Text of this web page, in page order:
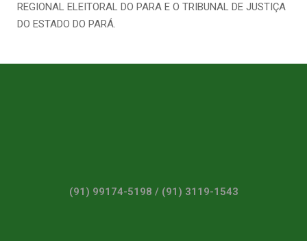
REGIONAL ELEITORAL DO PARA E O TRIBUNAL DE JUSTIÇA
DO ESTADO DO PARÁ.
(91) 99174-5198 / (91) 3119-1543